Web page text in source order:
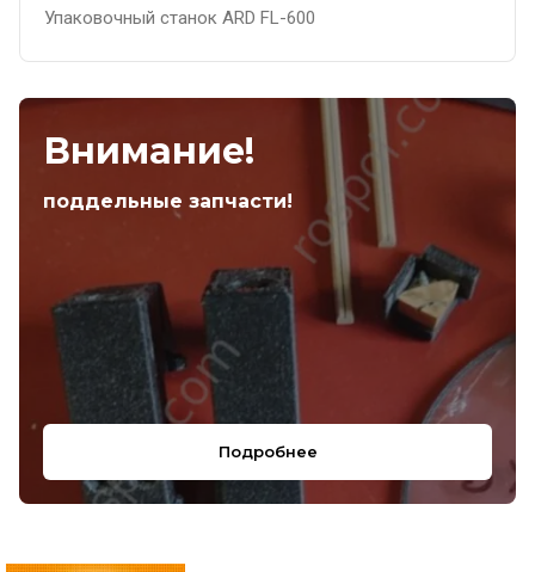
Упаковочный станок ARD FL-600
Внимание!
поддельные запчасти!
Подробнее